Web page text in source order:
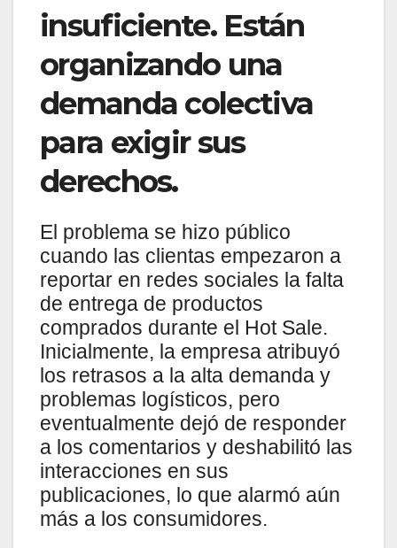
insuficiente. Están
organizando una
demanda colectiva
para exigir sus
derechos.
El problema se hizo público
cuando las clientas empezaron a
reportar en redes sociales la falta
de entrega de productos
comprados durante el Hot Sale.
Inicialmente, la empresa atribuyó
los retrasos a la alta demanda y
problemas logísticos, pero
eventualmente dejó de responder
a los comentarios y deshabilitó las
interacciones en sus
publicaciones, lo que alarmó aún
más a los consumidores.